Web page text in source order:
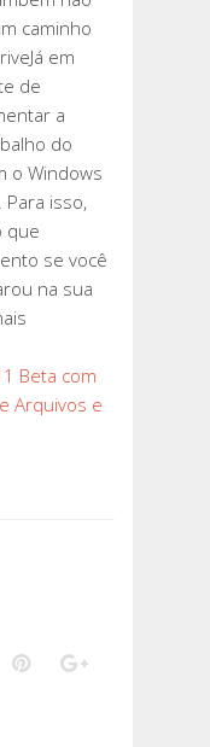
caminho
em
de
a
do
o Windows
isso,
que
se você
na sua
Beta com
Arquivos e